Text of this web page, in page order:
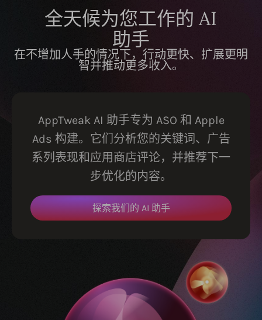
全天候为您工作的 AI
助手
在不增加人手的情况下，行动更快、扩展更明
智并推动更多收入。
AppTweak AI 助手专为 ASO 和 Apple
Ads 构建。它们分析您的关键词、广告
系列表现和应用商店评论，并推荐下一
步优化的内容。
探索我们的 AI 助手